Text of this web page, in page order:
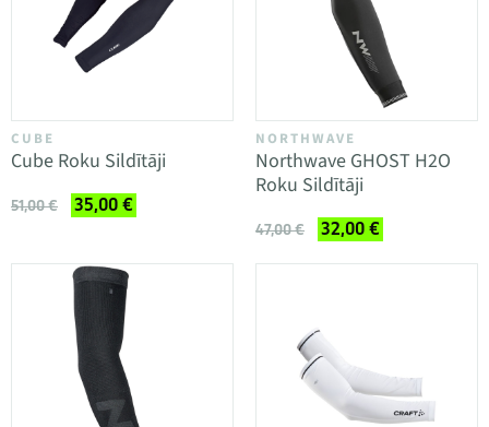
CUBE
Cube Roku Sildītāji
51,00 € 35,00 €
NORTHWAVE
Northwave GHOST H2O
Roku Sildītāji
47,00 € 32,00 €